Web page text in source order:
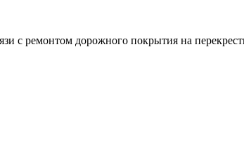
с ремонтом дорожного покрытия на